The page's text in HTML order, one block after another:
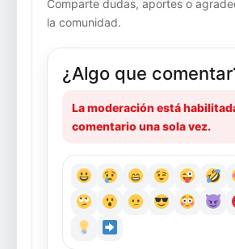
Comparte dudas, aportes o
la comunidad.
¿Algo que
La moderación está
comentario una sola vez.